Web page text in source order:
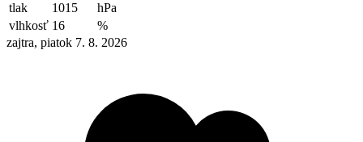
tlak
1015
hPa
vlhkosť 16
%
zajtra, piatok 7. 8. 2026